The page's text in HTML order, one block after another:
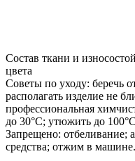
Состав ткани и
цвета
Советы по уходу: беречь
располагать изделие не
профессиональная
до 30°C; утюжить до
Запрещено: отбеливание;
средства; отжим в машине.